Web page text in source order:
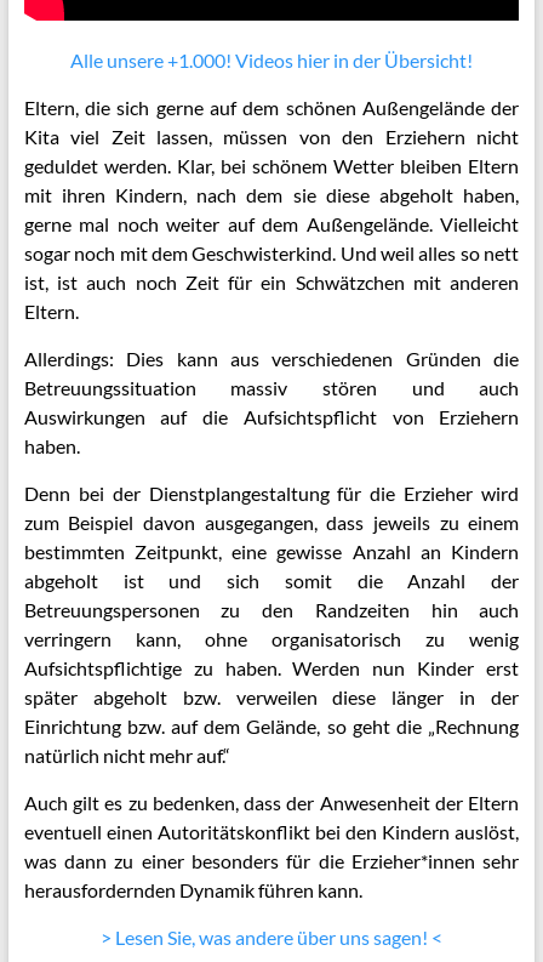
Alle unsere +1.000! Videos hier in der Übersicht!
Eltern, die sich gerne auf dem schönen Außengelände der
Kita viel Zeit lassen, müssen von den Erziehern nicht
geduldet werden. Klar, bei schönem Wetter bleiben Eltern
mit ihren Kindern, nach dem sie diese abgeholt haben,
gerne mal noch weiter auf dem Außengelände. Vielleicht
sogar noch mit dem Geschwisterkind. Und weil alles so nett
ist, ist auch noch Zeit für ein Schwätzchen mit anderen
Eltern.
Allerdings: Dies kann aus verschiedenen Gründen die
Betreuungssituation massiv stören und auch
Auswirkungen auf die Aufsichtspflicht von Erziehern
haben.
Denn bei der Dienstplangestaltung für die Erzieher wird
zum Beispiel davon ausgegangen, dass jeweils zu einem
bestimmten Zeitpunkt, eine gewisse Anzahl an Kindern
abgeholt ist und sich somit die Anzahl der
Betreuungspersonen zu den Randzeiten hin auch
verringern kann, ohne organisatorisch zu wenig
Aufsichtspflichtige zu haben. Werden nun Kinder erst
später abgeholt bzw. verweilen diese länger in der
Einrichtung bzw. auf dem Gelände, so geht die „Rechnung
natürlich nicht mehr auf.“
Auch gilt es zu bedenken, dass der Anwesenheit der Eltern
eventuell einen Autoritätskonflikt bei den Kindern auslöst,
was dann zu einer besonders für die Erzieher*innen sehr
herausfordernden Dynamik führen kann.
> Lesen Sie, was andere über uns sagen! <